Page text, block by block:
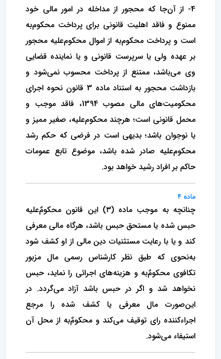
4- از آن‌جا که محجور از مداخله در امور مالی خود
ممنوع و فاقد اهلیت قانونی برای پرداخت محکوم‌به
است و پرداخت محکوم‌به از اموال محکوم‌علیه محجور
بر عهده ولی یا سرپرست قانونی و یا نماینده قضایی
وی می‌باشد، ممتنع از پرداخت محسوب نمی‌شود و
بازداشت محجور به استناد ماده 3 قانون نحوه اجرای
محکومیت‌های مالی مصوب 1394، فاقد موجب و
محمل قانونی است؛ هرچند محکوم‌علیه، صغیر ممیز و
یا نوجوان باشد؛ بدیهی است در فرضی که حکم رشد
محکوم‌علیه صادر شده باشد، موضوع تابع عمومات
حاکم بر افراد رشید خواهد بود.
ماده ۴
چنانچه به موجب ماده (۳) این قانون محکومٌ‌علیه
حبس شده یا مستحق حبس باشد، هرگاه مالی معرفی
کند و یا با رعایت مستثنیات دین مالی از او کشف شود
به‌نحوی که طبق نظر کارشناس رسمی ‌مال مزبور
تکافوی محکومٌ‌به و هزینه‌های اجرائی را نماید، حبس
نخواهد شد و اگر در حبس باشد آزاد می‌گردد. در
این‌صورت مال معرفی یا کشف‌ شده را مرجع
اجراءکننده رای توقیف می‌کند و محکومٌ‌‌به از محل آن
استیفاء می‌شود.